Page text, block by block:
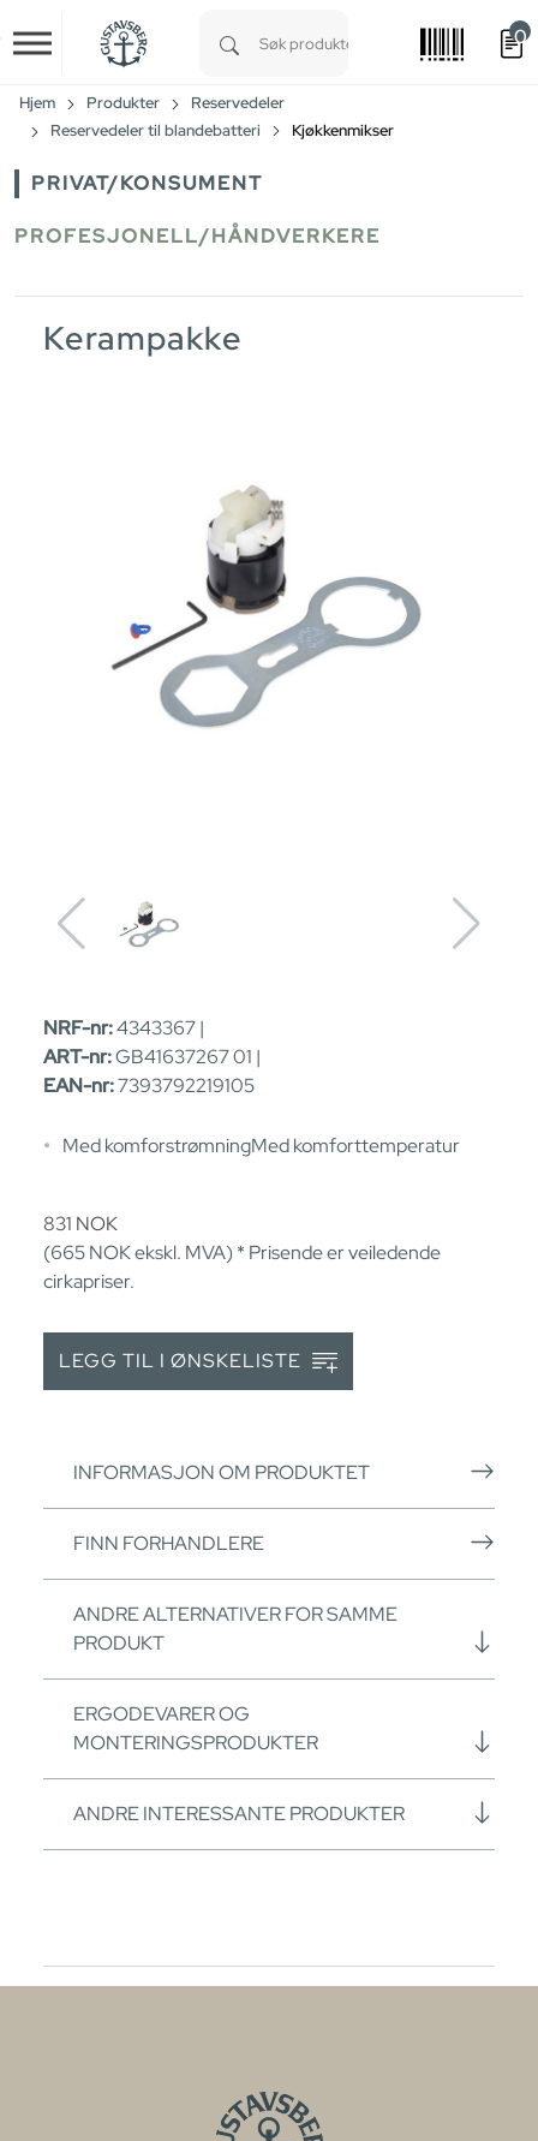
Skip to main content
0
Hjem Produkter
Reservedeler
Reservedeler til blandebatteri
Kjøkkenmikser
PRIVAT/KONSUMENT
PROFESJONELL/HÅNDVERKERE
Kerampakke
NRF-nr:4343367 |
ART-nr:GB41637267 01 |
EAN-nr:7393792219105
Med komforstrømningMed komforttemperatur
831 NOK
(665NOKekskl. MVA) * Prisende er veiledende
cirkapriser.
LEGG TIL I ØNSKELISTE
INFORMASJON OM PRODUKTET
FINN FORHANDLERE
ANDRE ALTERNATIVER FOR SAMME
PRODUKT
ERGODEVARER OG
MONTERINGSPRODUKTER
ANDRE INTERESSANTE PRODUKTER